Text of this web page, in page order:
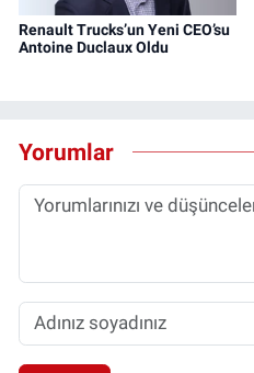
Renault Trucks’un Yeni CEO’su
Antoine Duclaux Oldu
Yorumlar